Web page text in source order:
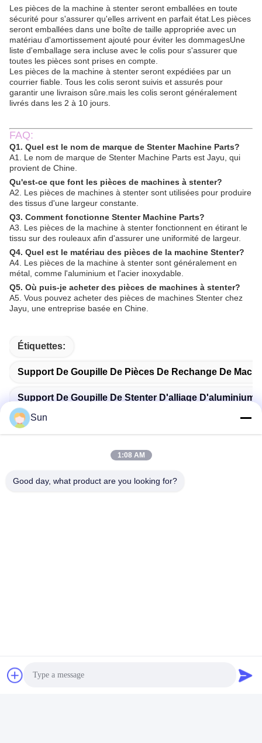
Les pièces de la machine à stenter seront emballées en toute
sécurité pour s'assurer qu'elles arrivent en parfait état.Les pièces
seront emballées dans une boîte de taille appropriée avec un
matériau d'amortissement ajouté pour éviter les dommagesUne
liste d'emballage sera incluse avec le colis pour s'assurer que
toutes les pièces sont prises en compte.
Les pièces de la machine à stenter seront expédiées par un
courrier fiable. Tous les colis seront suivis et assurés pour
garantir une livraison sûre.mais les colis seront généralement
livrés dans les 2 à 10 jours.
FAQ:
Q1. Quel est le nom de marque de Stenter Machine Parts?
A1. Le nom de marque de Stenter Machine Parts est Jayu, qui
provient de Chine.
Qu'est-ce que font les pièces de machines à stenter?
A2. Les pièces de machines à stenter sont utilisées pour produire
des tissus d'une largeur constante.
Q3. Comment fonctionne Stenter Machine Parts?
A3. Les pièces de la machine à stenter fonctionnent en étirant le
tissu sur des rouleaux afin d'assurer une uniformité de largeur.
Q4. Quel est le matériau des pièces de la machine Stenter?
A4. Les pièces de la machine à stenter sont généralement en
métal, comme l'aluminium et l'acier inoxydable.
Q5. Où puis-je acheter des pièces de machines à stenter?
A5. Vous pouvez acheter des pièces de machines Stenter chez
Jayu, une entreprise basée en Chine.
Étiquettes:
Support De Goupille De Pièces De Rechange De
Support De Goupille De Stenter D'alliage D'aluminium
Pièces De Machine De Stenter D'Ehwha
Sun
1:08 AM
Good day, what product are you looking for?